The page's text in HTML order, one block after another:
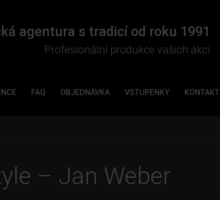
agentura s tradicí od roku 1991
Profesionální produkce vašich akcí
FAQ OBJEDNÁVKA VSTUPENKY KONTAKT
– Jan Weber